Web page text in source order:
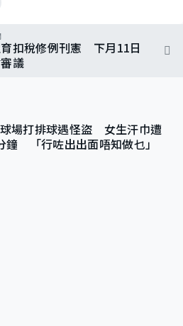
扣稅修例刊憲 下月11日
議
場打排球遇怪盜 女生汗巾遭
鐘 「行咗出出面唔知做乜」